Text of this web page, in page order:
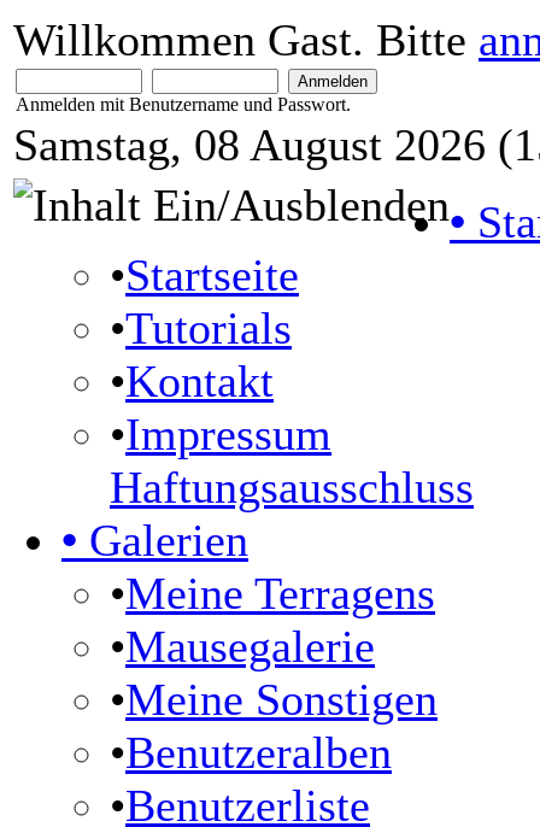
Willkommen Gast. Bitte
Anmelden mit Benutzername und Passwort.
Samstag, 08 August 2026
•
•Startseite
•Tutorials
•Kontakt
•Impressum
Haftungsausschluss
• Galerien
•Meine Terragens
•Mausegalerie
•Meine Sonstigen
•Benutzeralben
•Benutzerliste